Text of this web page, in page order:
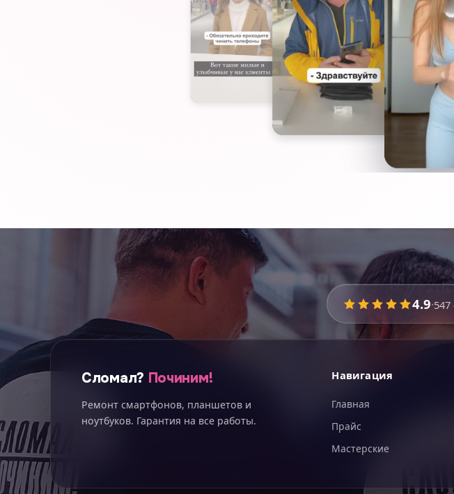
4.9·547
Сломал? Починим!
Ремонт смартфонов, планшетов и
ноутбуков. Гарантия на все работы.
Навигация
Главная
Прайс
Мастерские